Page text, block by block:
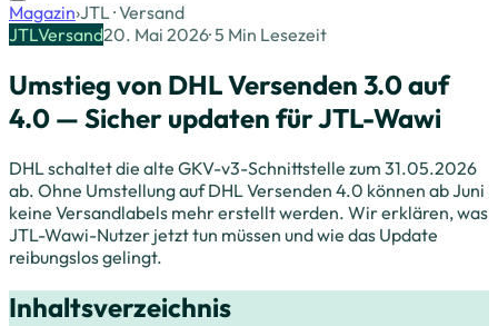
Magazin›JTL · Versand
JTLVersand20. Mai 2026·5 Min Lesezeit
Umstieg von DHL Versenden 3.0 auf
4.0 — Sicher updaten für JTL-Wawi
DHL schaltet die alte GKV-v3-Schnittstelle zum 31.05.2026
ab. Ohne Umstellung auf DHL Versenden 4.0 können ab Juni
keine Versandlabels mehr erstellt werden. Wir erklären, was
JTL-Wawi-Nutzer jetzt tun müssen und wie das Update
reibungslos gelingt.
Inhaltsverzeichnis